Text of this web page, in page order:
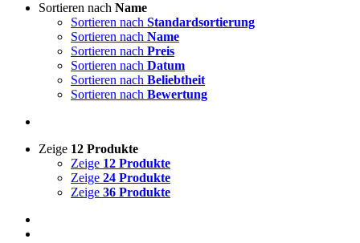
Sortieren nach Name
Sortieren nach Standardsortierung
Sortieren nach Name
Sortieren nach Preis
Sortieren nach Datum
Sortieren nach Beliebtheit
Sortieren nach Bewertung
Zeige 12 Produkte
Zeige 12 Produkte
Zeige 24 Produkte
Zeige 36 Produkte